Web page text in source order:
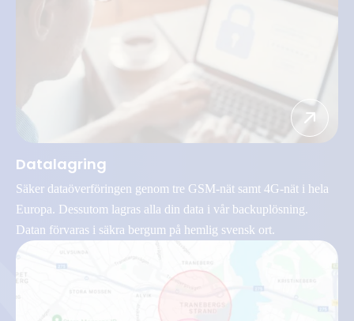
Datalagring
Säker dataöverföringen genom tre GSM-nät samt 4G-nät i hela
Europa. Dessutom lagras alla din data i vår backuplösning.
Datan förvaras i säkra bergum på hemlig svensk ort.